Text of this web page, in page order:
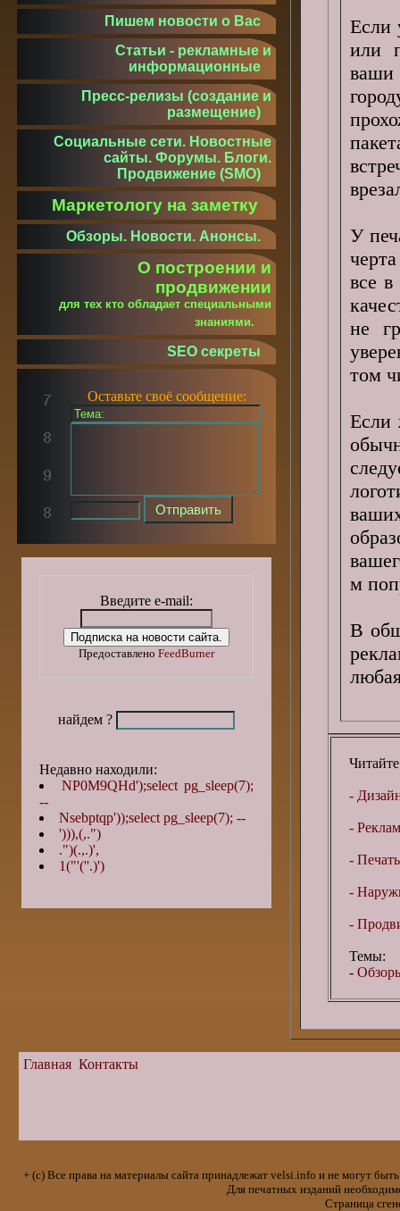
Если
или
ваши
У
все в
не
том
Если
м
В
-
-
-
-
-
Темы:
-
Пишем новости о Вас
Статьи - рекламные и
информационные
Пресс-релизы (создание и
размещение)
Социальные сети. Новостные
сайты. Форумы. Блоги.
Продвижение (SMO)
Маркетологу на заметку
Обзоры. Новости. Анонсы.
О построении и
продвижении
для тех кто обладает специальными
знаниями.
SEO секреты
Оставьте своё сообщение:
Введите e-mail:
Предоставлено FeedBurner
найдем ?
Недавно находили:
NP0M9QHd');select pg_sleep(7);
--
Nsebptqp'));select pg_sleep(7); --
'))),(,.")
.")(.,.)',
1("'(''.)')
Главная Контакты
+ (с) Все права на материалы сайта принадлежат velsi.info и не могут
Для печатных изданий
Страница